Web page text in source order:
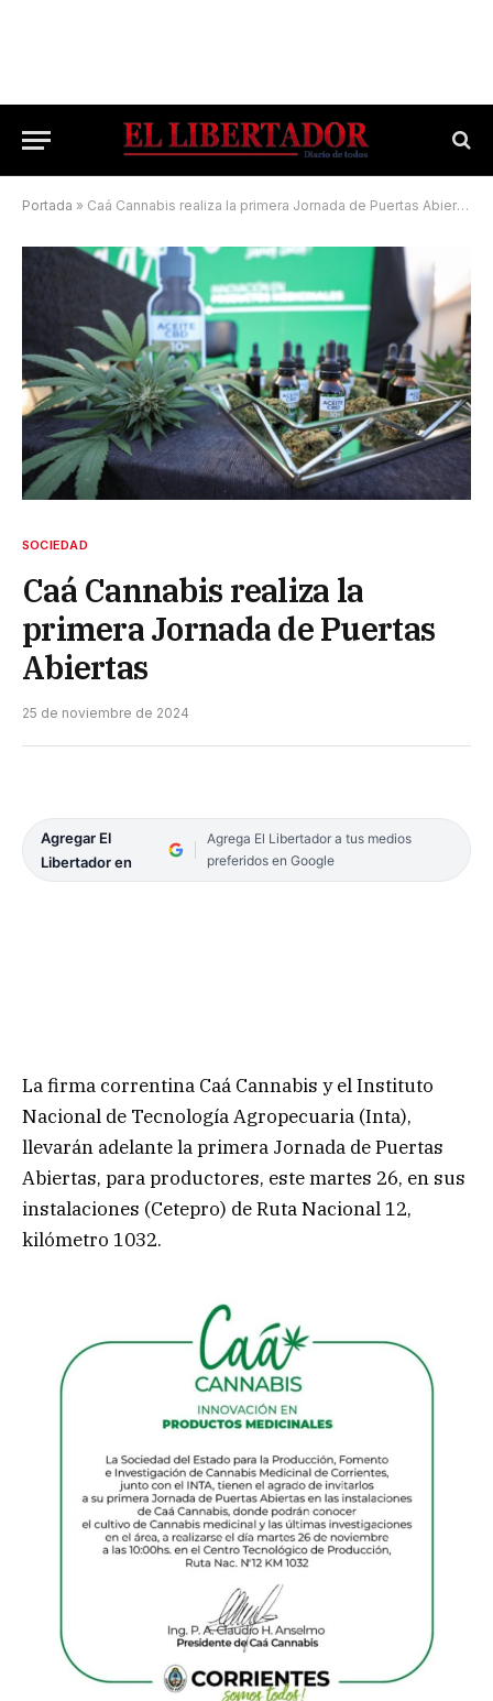
Portada » Caá Cannabis realiza la primera Jornada de Puertas Abiertas
SOCIEDAD
Caá Cannabis realiza la
primera Jornada de Puertas
Abiertas
25 de noviembre de 2024
Agregar El
Libertador en
Agrega El Libertador a tus medios
preferidos en Google
La firma correntina Caá Cannabis y el Instituto
Nacional de Tecnología Agropecuaria (Inta),
llevarán adelante la primera Jornada de Puertas
Abiertas, para productores, este martes 26, en sus
instalaciones (Cetepro) de Ruta Nacional 12,
kilómetro 1032.